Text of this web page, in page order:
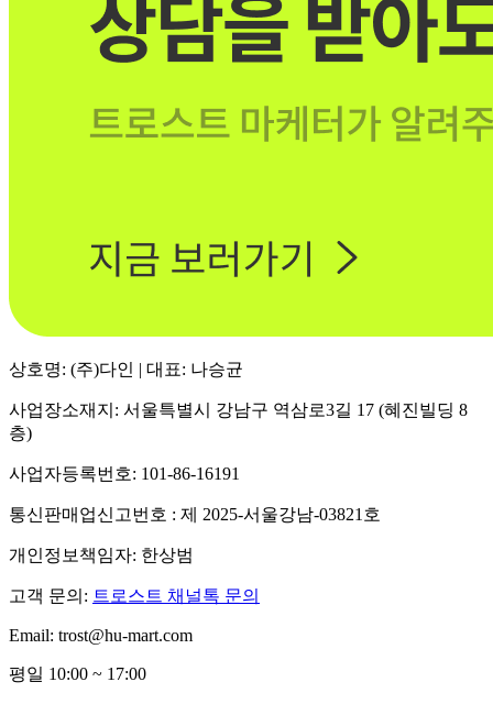
상호명: (주)다인 | 대표: 나승균
사업장소재지: 서울특별시 강남구 역삼로3길 17 (혜진빌딩 8
층)
사업자등록번호: 101-86-16191
통신판매업신고번호 : 제 2025-서울강남-03821호
개인정보책임자: 한상범
고객 문의: 트로스트 채널톡 문의
Email: trost@hu-mart.com
평일 10:00 ~ 17:00